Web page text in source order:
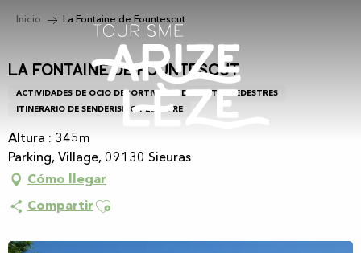
principal
Inicio La Fontaine de Fountescut
La Fontaine de Fountescut
ACTIVIDADES DE OCIO DEPORTIVO
DEPORTES PEDESTRES
ITINERARIO DE SENDERISMO PEDESTRE
Altura : 345m
Parking, Village, 09130 Sieuras
Cómo llegar
Compartir Ajouter aux favoris